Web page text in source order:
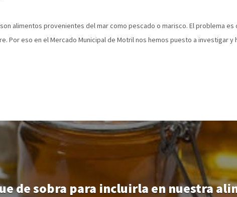
alimentos provenientes del mar como pescado o marisco. El problema es
Por eso en el Mercado Municipal de Motril nos hemos puesto a investigar
de sobra para incluirla en nuestra